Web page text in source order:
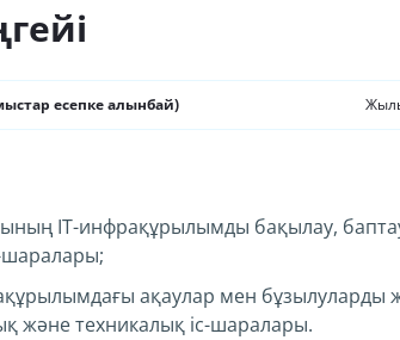
есепке алынбай)
IT-инфрақұрылымды бақылау,
ақаулар мен
және техникалық іс-шаралары.